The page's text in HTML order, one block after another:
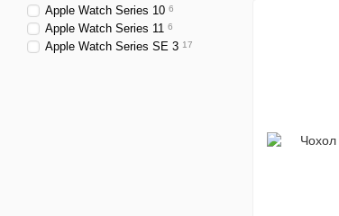
Apple Watch Series 10 6
Apple Watch Series 11 6
Apple Watch Series SE 3 17